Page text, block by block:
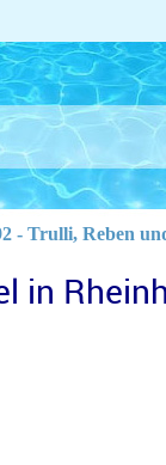
- Trulli, Reben
in